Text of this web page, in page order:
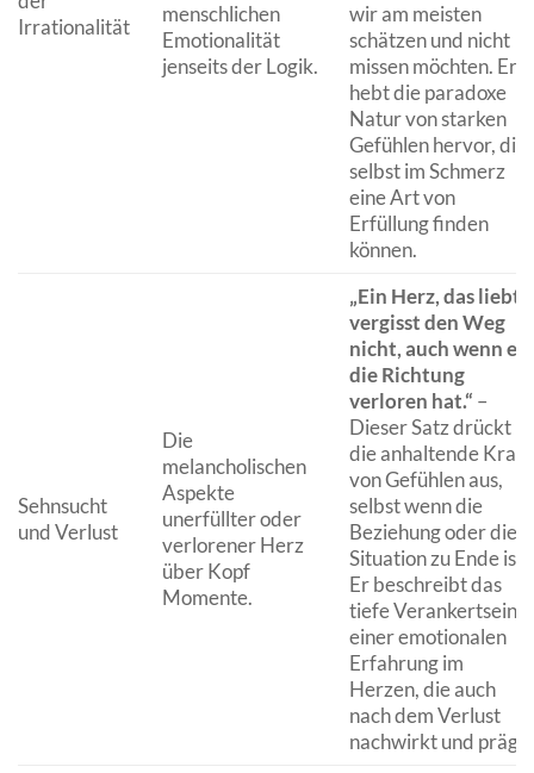
Irrationalität
menschlichen
Emotionalität
jenseits der Logik.
wir am meisten
schätzen und nicht
missen möchten. Er
hebt die paradoxe
Natur von starken
Gefühlen hervor, die
selbst im Schmerz
eine Art von
Erfüllung finden
können.
Sehnsucht
und Verlust
Die
melancholischen
Aspekte
unerfüllter oder
verlorener Herz
über Kopf
Momente.
„Ein Herz, das liebt,
vergisst den Weg
nicht, auch wenn es
die Richtung
verloren hat.“ –
Dieser Satz drückt
die anhaltende Kraft
von Gefühlen aus,
selbst wenn die
Beziehung oder die
Situation zu Ende ist.
Er beschreibt das
tiefe Verankertsein
einer emotionalen
Erfahrung im
Herzen, die auch
nach dem Verlust
nachwirkt und prägt.